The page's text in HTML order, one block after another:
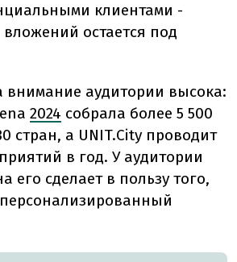
клиентами -
остается под
внимание аудитории высока:
2024 собрала более 5 500
стран, а UNIT.City проводит
в год. У аудитории
его сделает в пользу того,